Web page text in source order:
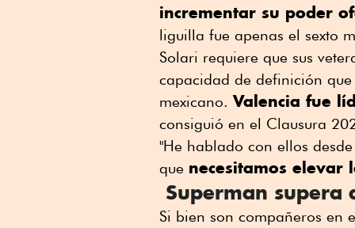
incrementar su poder
liguilla fue apenas el sexto
Solari requiere que sus
capacidad de definición
mexicano.Valencia fue
consiguió en el Clausura
"He hablado con ellos
que necesitamos elevar
Superman supera
Si bien son compañeros en